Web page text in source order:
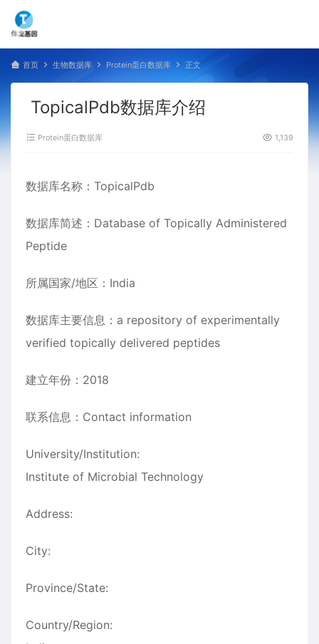
首页 生物数据库 Protein蛋白数据库 正文
TopicalPdb数据库介绍
Protein蛋白数据库 1,139
数据库名称：TopicalPdb
数据库简述：Database of Topically Administered
Peptide
所属国家/地区：India
数据库主要信息：a repository of experimentally
verified topically delivered peptides
建立年份：2018
联系信息：Contact information
University/Institution:
Institute of Microbial Technology
Address:
City:
Province/State:
Country/Region: